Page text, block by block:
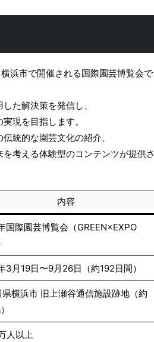
浜市で開催される国際園芸博覧会で
た解決策を発信し、
現を目指します。
統的な園芸文化の紹介、
考える体験型のコンテンツが提供さ
内容
国際園芸博覧会（GREEN×EXPO
3月19日〜9月26日（約192日間）
横浜市 旧上瀬谷通信施設跡地（約
人以上